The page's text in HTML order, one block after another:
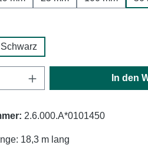
Schwarz
Anzahl: Gib den In den
2.6.000.A*0101450
18,3 m lang